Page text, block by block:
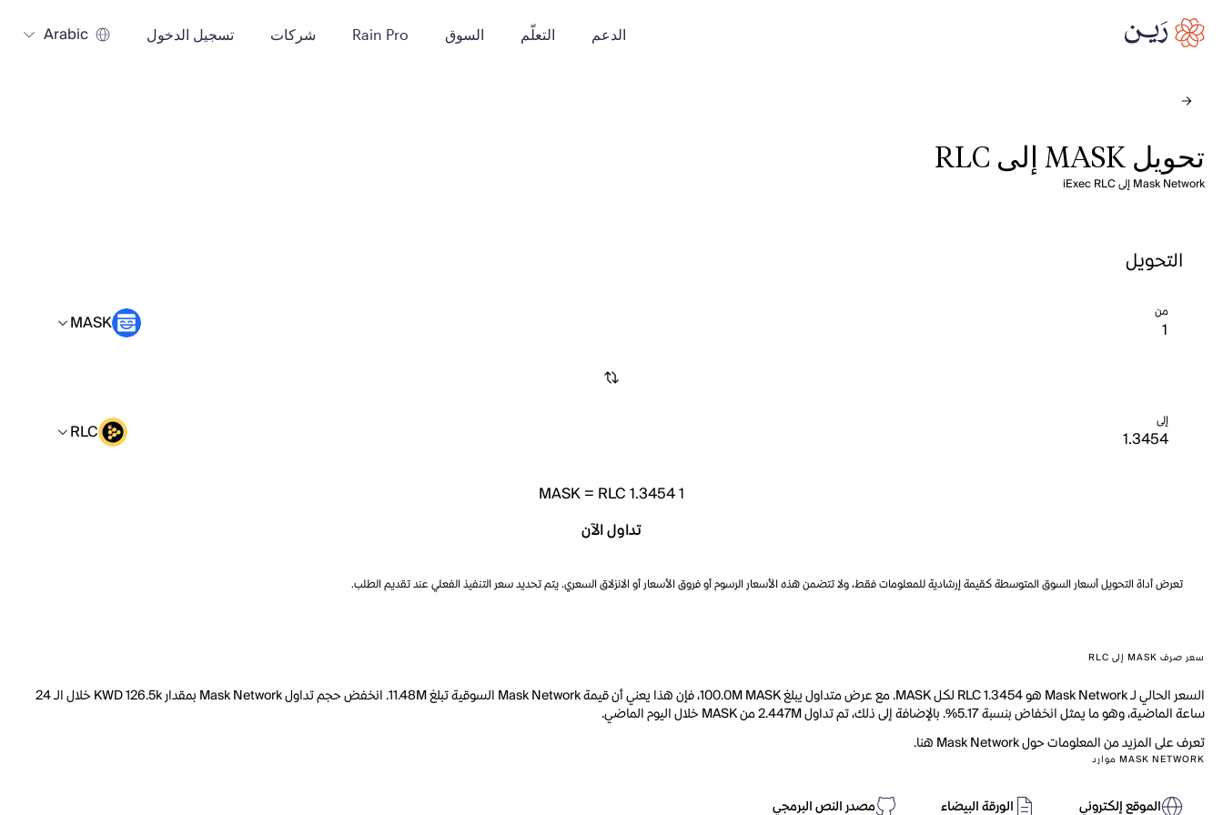
الدعم التعلّم السوق Rain Pro شركات تسجيل الدخول Arabic
تحويل MASK إلى RLC
Mask Network إلى iExec RLC
التحويل
من MASK
إلى RLC
1
MASK= RLC 1.3454
تداول الآن
تعرض أداة التحويل أسعار السوق المتوسطة كقيمة إرشادية للمعلومات فقط، ولا تتضمن هذه الأسعار الرسوم أو فروق الأسعار أو الانزلاق السعري. يتم تحديد سعر التنفيذ الفعلي عند تقديم الطلب.
سعر صرف MASK إلى RLC
السعر الحالي لـ Mask Network هو RLC 1.3454 لكل MASK. مع عرض متداول يبلغ 100.0M MASK، فإن هذا يعني أن قيمة Mask Network السوقية تبلغ 11.48M. انخفض حجم تداول Mask Network بمقدار KWD 126.5k خلال الـ 24
ساعة الماضية، وهو ما يمثل انخفاض بنسبة 5.17%. بالإضافة إلى ذلك، تم تداول 2.447M من MASK خلال اليوم الماضي.
تعرف على المزيد من المعلومات حول Mask Network هنا.
MASK NETWORK موارد
الموقع إلكتروني الورقة البيضاء مصدر النص البرمجي